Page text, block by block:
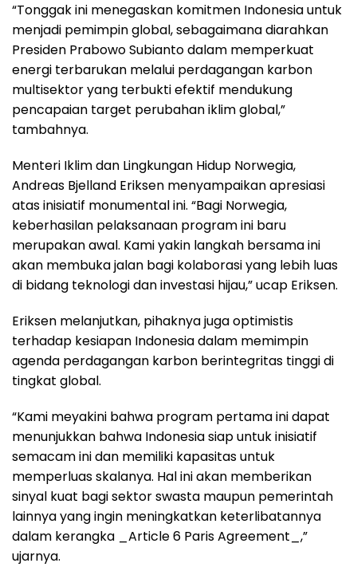
“Tonggak ini menegaskan komitmen Indonesia untuk
menjadi pemimpin global, sebagaimana diarahkan
Presiden Prabowo Subianto dalam memperkuat
energi terbarukan melalui perdagangan karbon
multisektor yang terbukti efektif mendukung
pencapaian target perubahan iklim global,”
tambahnya.
Menteri Iklim dan Lingkungan Hidup Norwegia,
Andreas Bjelland Eriksen menyampaikan apresiasi
atas inisiatif monumental ini. “Bagi Norwegia,
keberhasilan pelaksanaan program ini baru
merupakan awal. Kami yakin langkah bersama ini
akan membuka jalan bagi kolaborasi yang lebih luas
di bidang teknologi dan investasi hijau,” ucap Eriksen.
Eriksen melanjutkan, pihaknya juga optimistis
terhadap kesiapan Indonesia dalam memimpin
agenda perdagangan karbon berintegritas tinggi di
tingkat global.
“Kami meyakini bahwa program pertama ini dapat
menunjukkan bahwa Indonesia siap untuk inisiatif
semacam ini dan memiliki kapasitas untuk
memperluas skalanya. Hal ini akan memberikan
sinyal kuat bagi sektor swasta maupun pemerintah
lainnya yang ingin meningkatkan keterlibatannya
dalam kerangka _Article 6 Paris Agreement_,”
ujarnya.